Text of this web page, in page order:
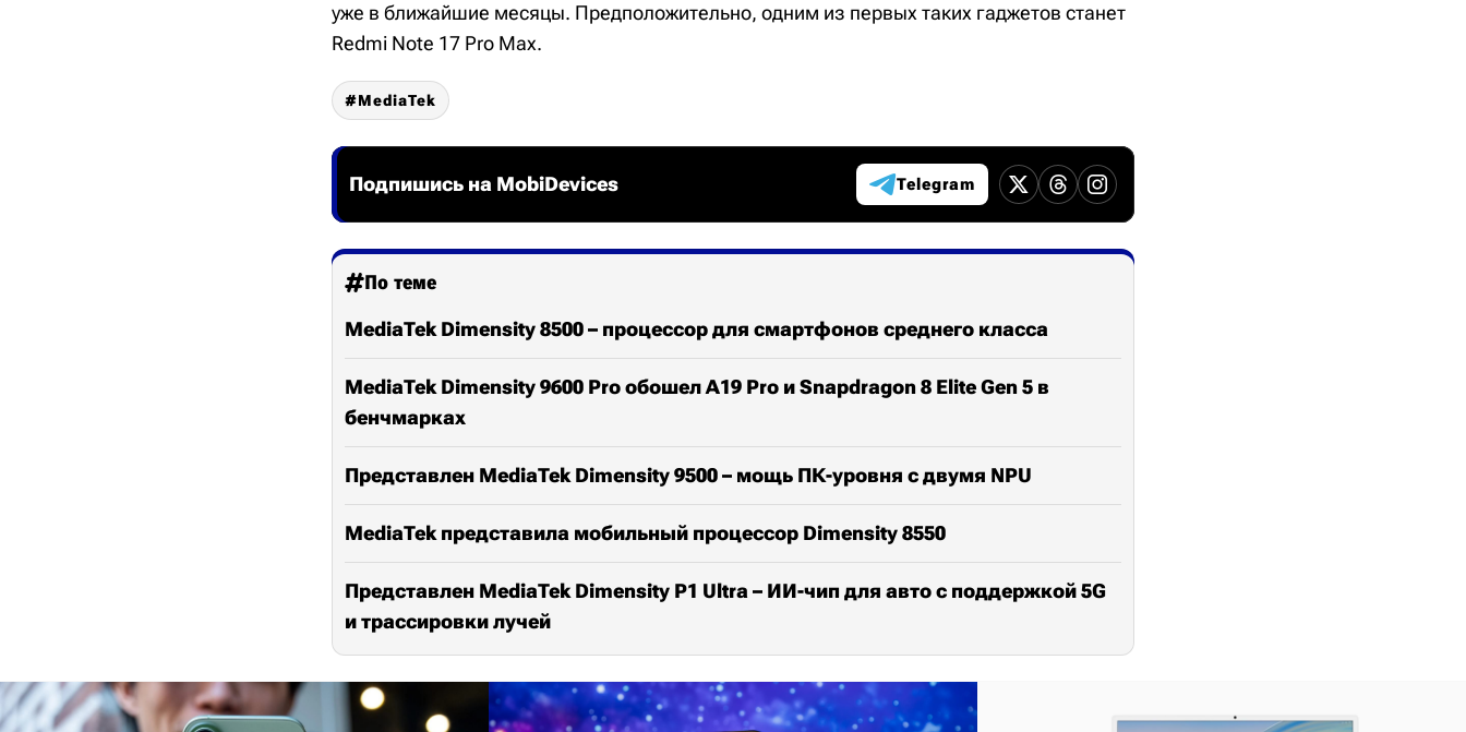
уже в ближайшие месяцы. Предположительно, одним из первых таких гаджетов станет
Redmi Note 17 Pro Max.
MediaTek
Подпишись на MobiDevices Telegram
По теме
MediaTek Dimensity 8500 – процессор для смартфонов среднего класса
MediaTek Dimensity 9600 Pro обошел A19 Pro и Snapdragon 8 Elite Gen 5 в
бенчмарках
Представлен MediaTek Dimensity 9500 – мощь ПК-уровня с двумя NPU
MediaTek представила мобильный процессор Dimensity 8550
Представлен MediaTek Dimensity P1 Ultra – ИИ-чип для авто с поддержкой 5G
и трассировки лучей